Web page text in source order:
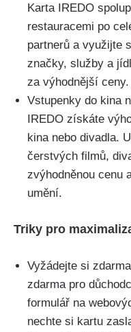
Karta IREDO
restauracemi po
partnerů a využijte
značky, služby a
za výhodnější ceny.
Vstupenky do kina
IREDO získáte
kina nebo divadla.
čerstvých filmů,
zvýhodněnou cenu
umění.
Triky pro
Vyžádejte si
zdarma pro
formulář na
nechte si kartu